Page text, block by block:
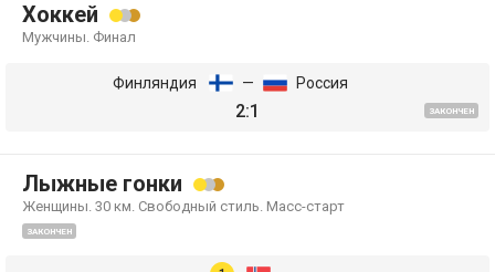
Хоккей
Мужчины. Финал
Финляндия — Россия
2:1 ЗАКОНЧЕН
Лыжные гонки
Женщины. 30 км. Свободный стиль. Масс-старт
ЗАКОНЧЕН